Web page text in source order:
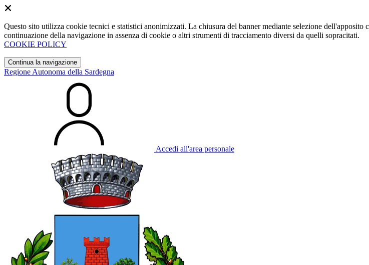
Questo sito utilizza cookie tecnici e statistici anonimizzati. La chiusura del banner mediante selezione
continuazione della navigazione in assenza di cookie o altri strumenti di tracciamento diversi da quelli sopracitati.
COOKIE POLICY
Continua la navigazione
Regione Autonoma della Sardegna
Accedi all'area personale